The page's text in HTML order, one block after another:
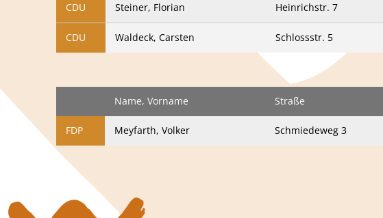
CDU Steiner, Florian Heinrichstr. 7
CDU Waldeck, Carsten Schlossstr. 5
Name, Vorname Straße
FDP Meyfarth, Volker Schmiedeweg 3